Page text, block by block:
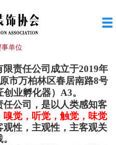
单位
限责任公司成立于2019年
市万柏林区春居南路8号
创业孵化器） A3。
公司，是以人类感知客
嗅觉，听觉，触觉，味觉
性，主观性，主客观关